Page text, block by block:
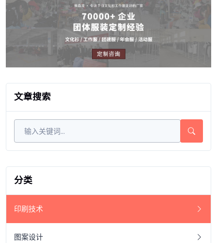
文章搜索
分类
印刷技术
图案设计